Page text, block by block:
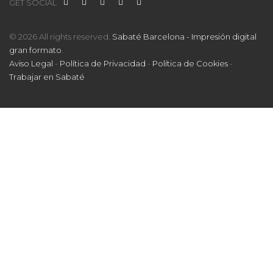
GET SOCIAL
© 2026 All rights reserved. Sabaté Barcelona - Impresión digital
gran formato
Aviso Legal - Política de Privacidad - Política de Cookies -
Trabajar en Sabaté